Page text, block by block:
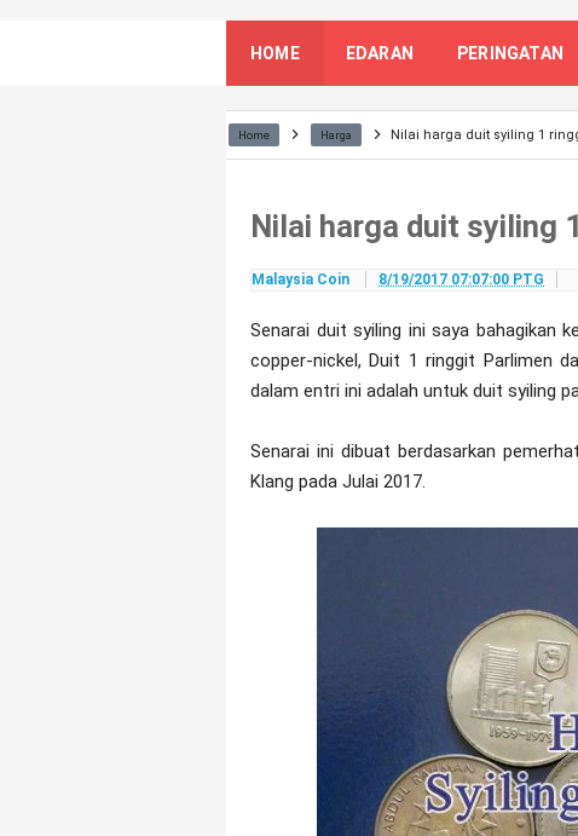
HOME EDARAN PERINGATAN
Home Harga Nilai harga duit syiling 1
Nilai harga duit syiling
Malaysia Coin 8/19/2017 07:07:00 PTG
Senarai duit syiling ini saya bahagikan
copper-nickel, Duit 1 ringgit Parlimen
dalam entri ini adalah untuk duit syiling
Senarai ini dibuat berdasarkan
Klang pada Julai 2017.